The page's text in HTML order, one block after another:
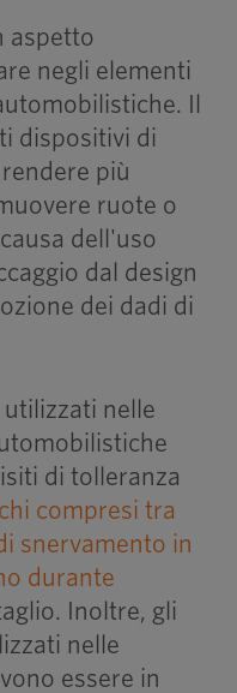
aspetto
negli elementi
Il
dispositivi di
più
ruote o
dell'uso
dal design
dei dadi di
nelle
di tolleranza
compresi tra
snervamento in
durante
Inoltre, gli
nelle
essere in